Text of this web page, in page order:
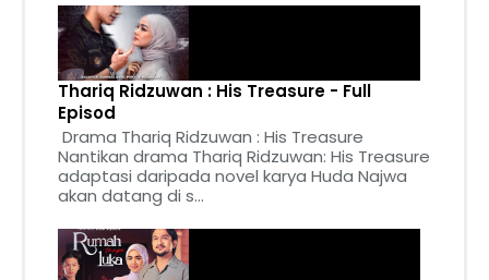
Thariq Ridzuwan : His Treasure - Full
Episod
Drama Thariq Ridzuwan : His Treasure
Nantikan drama Thariq Ridzuwan: His Treasure
adaptasi daripada novel karya Huda Najwa
akan datang di s...